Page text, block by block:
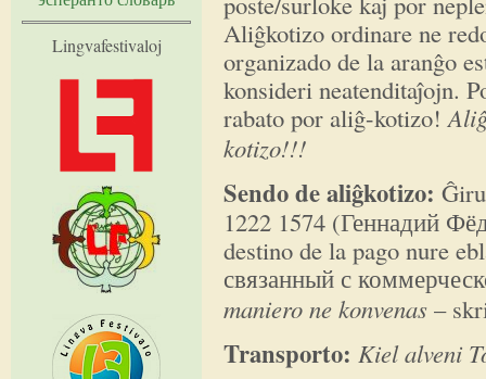
Aliĝkotizo ordinare ne
organizado de la aranĝo
konsideri neatenditaĵojn.
rabato por aliĝ-kotizo!Ali
kotizo!!!
Sendo de aliĝkotizo:
1222 1574 (Геннадий
destino de la pago nure
связанный с
maniero ne konvenas –
Transporto: Kiel alveni
Lingvafestivaloj